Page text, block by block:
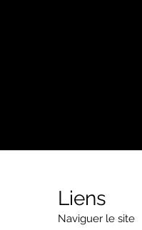
Liens
Naviguer le site